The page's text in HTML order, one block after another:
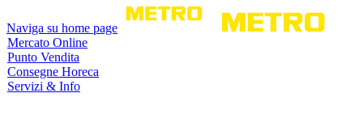
Naviga su home page
Mercato Online
Punto Vendita
Consegne Horeca
Servizi & Info